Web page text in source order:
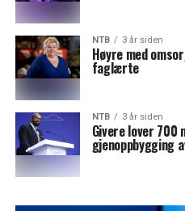
NTB 3 år siden
Høyre med
faglærte
NTB 3 år siden
Givere lover
gjenoppbygging